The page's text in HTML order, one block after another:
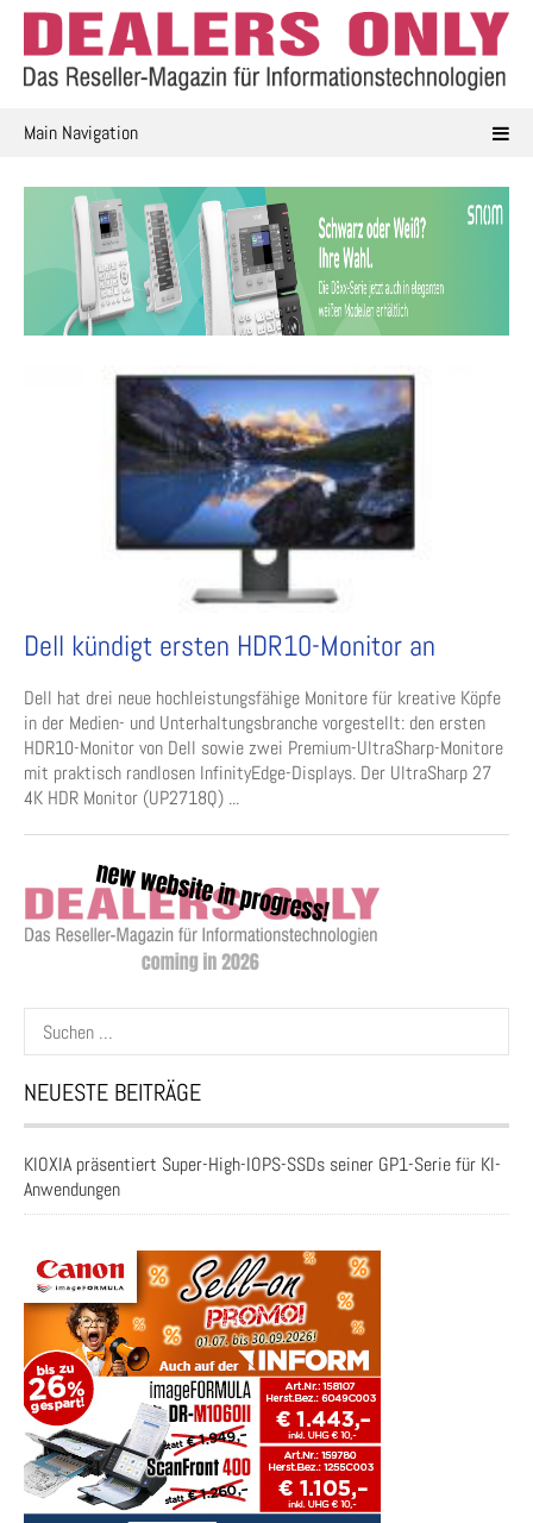
Skip
content
Main Navigation
Dell kündigt ersten HDR10-Monitor an
Dell hat drei neue hochleistungsfähige Monitore für kreative Köpfe
in der Medien- und Unterhaltungsbranche vorgestellt: den ersten
HDR10-Monitor von Dell sowie zwei Premium-UltraSharp-Monitore
mit praktisch randlosen InfinityEdge-Displays. Der UltraSharp 27
4K HDR Monitor (UP2718Q) ...
Suchen
nach:
NEUESTE BEITRÄGE
KIOXIA präsentiert Super-High-IOPS-SSDs seiner GP1-Serie für KI-
Anwendungen